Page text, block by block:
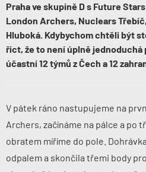
Praha ve skupině D s Future
London Archers, Nuclears
Hluboká. Kdybychom chtěli být
říct, že to není úplně jednoduchá
účastní 12 týmů z Čech a 12
V pátek ráno nastupujeme na
Archers, začínáme na pálce a po
obratem míříme do pole.
odpalem a skončila třemi body